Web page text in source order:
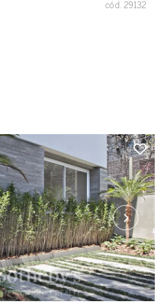
cód. 29132